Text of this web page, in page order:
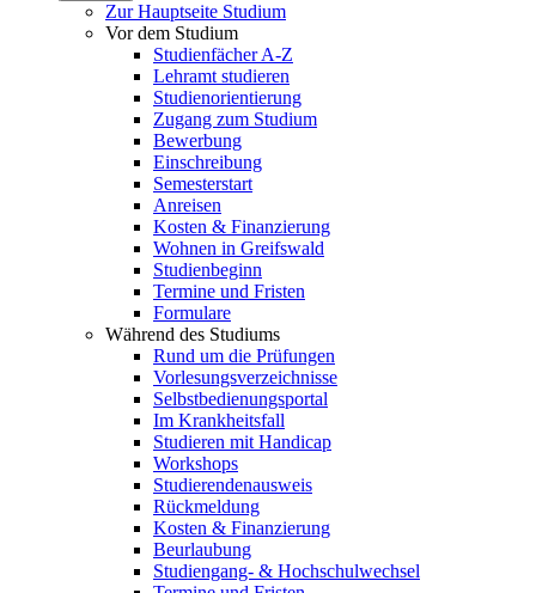
Zur Hauptseite Studium
Vor dem Studium
Studienfächer A-Z
Lehramt studieren
Studienorientierung
Zugang zum Studium
Bewerbung
Einschreibung
Semesterstart
Anreisen
Kosten & Finanzierung
Wohnen in Greifswald
Studienbeginn
Termine und Fristen
Formulare
Während des Studiums
Rund um die Prüfungen
Vorlesungsverzeichnisse
Selbstbedienungsportal
Im Krankheitsfall
Studieren mit Handicap
Workshops
Studierendenausweis
Rückmeldung
Kosten & Finanzierung
Beurlaubung
Studiengang- & Hochschulwechsel